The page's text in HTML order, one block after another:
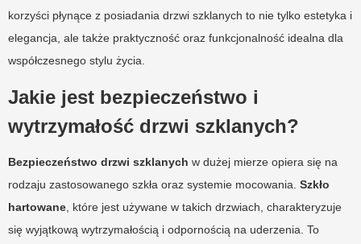
korzyści płynące z posiadania drzwi szklanych to nie tylko estetyka i
elegancja, ale także praktyczność oraz funkcjonalność idealna dla
współczesnego stylu życia.
Jakie jest bezpieczeństwo i
wytrzymałość drzwi szklanych?
Bezpieczeństwo drzwi szklanych w dużej mierze opiera się na
rodzaju zastosowanego szkła oraz systemie mocowania. Szkło
hartowane , które jest używane w takich drzwiach, charakteryzuje
się wyjątkową wytrzymałością i odpornością na uderzenia. To